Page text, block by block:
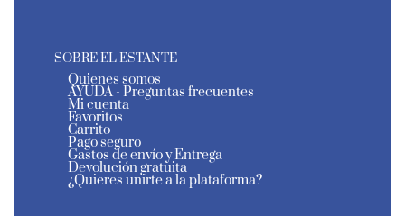
SOBRE EL ESTANTE
Quienes somos
AYUDA - Preguntas frecuentes
Mi cuenta
Favoritos
Carrito
Pago seguro
Gastos de envío y Entrega
Devolución gratuita
¿Quieres unirte a la plataforma?